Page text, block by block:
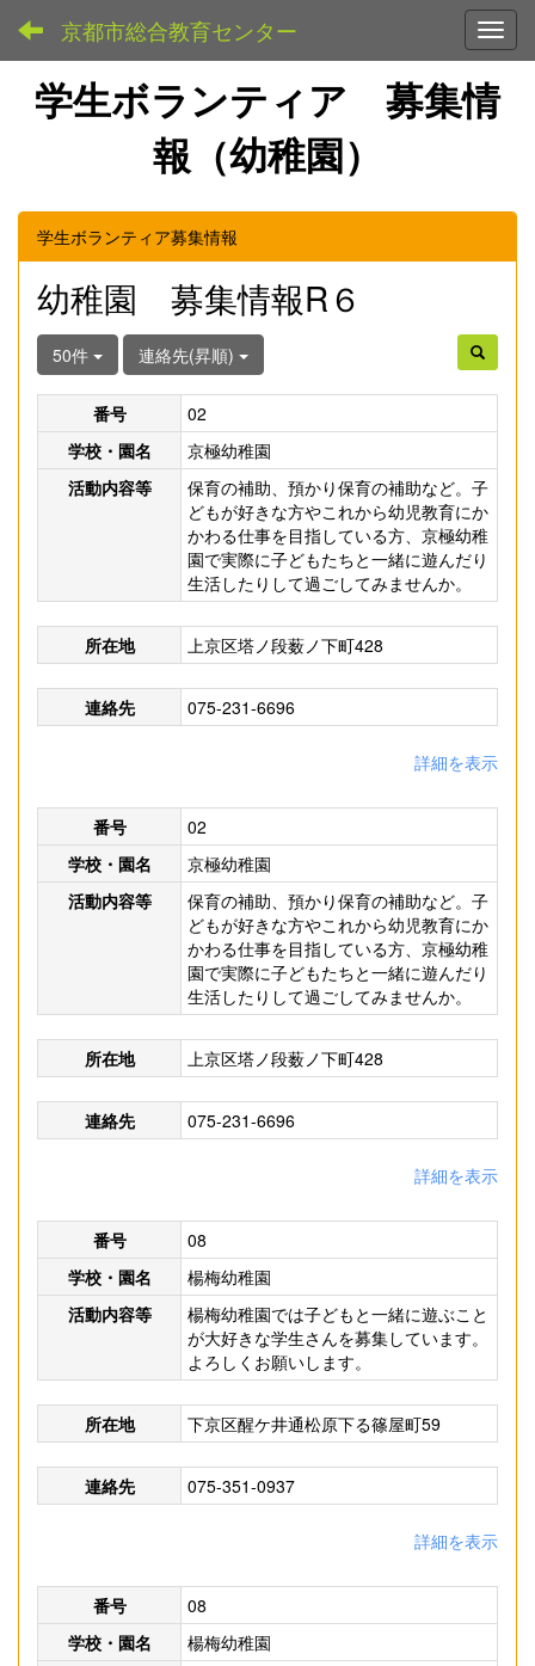
京都市総合教育センター
学生ボランティア 募集情
報（幼稚園）
学生ボランティア募集情報
幼稚園 募集情報R６
50件 連絡先(昇順)
番号
02
学校・園名
京極幼稚園
活動内容等
保育の補助、預かり保育の補助など。子
どもが好きな方やこれから幼児教育にか
かわる仕事を目指している方、京極幼稚
園で実際に子どもたちと一緒に遊んだり
生活したりして過ごしてみませんか。
所在地 上京区塔ノ段薮ノ下町428
連絡先 075-231-6696
詳細を表示
番号
02
学校・園名
京極幼稚園
活動内容等
保育の補助、預かり保育の補助など。子
どもが好きな方やこれから幼児教育にか
かわる仕事を目指している方、京極幼稚
園で実際に子どもたちと一緒に遊んだり
生活したりして過ごしてみませんか。
所在地 上京区塔ノ段薮ノ下町428
連絡先 075-231-6696
詳細を表示
番号
08
学校・園名
楊梅幼稚園
活動内容等
楊梅幼稚園では子どもと一緒に遊ぶこと
が大好きな学生さんを募集しています。
よろしくお願いします。
所在地 下京区醒ケ井通松原下る篠屋町59
連絡先 075-351-0937
詳細を表示
番号
08
学校・園名
楊梅幼稚園